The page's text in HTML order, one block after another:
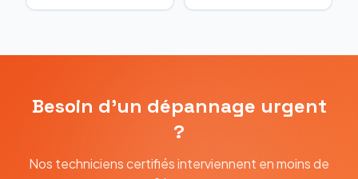
Besoin d'un dépannage urgent
?
Nos techniciens certifiés interviennent en moins de